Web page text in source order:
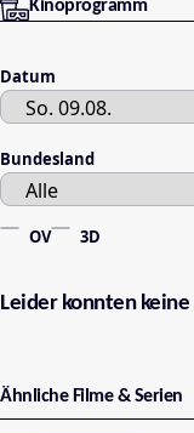
Kinoprogramm
Datum
Bundesland
OV 3D
Leider konnten
Ähnliche Filme & Serien